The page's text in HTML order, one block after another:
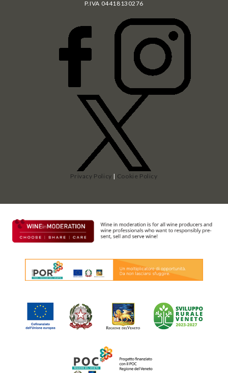
P.IVA 04418130276
Privacy Policy | Cookie Policy